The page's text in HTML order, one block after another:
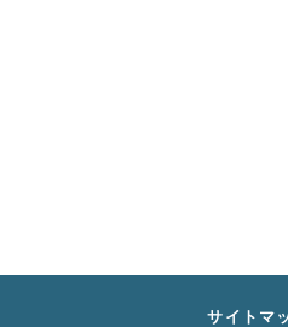
サイトマ